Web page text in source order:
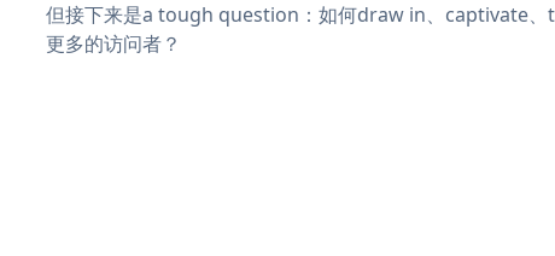
但接下来是a tough question：如何draw in、captivate
更多的访问者？